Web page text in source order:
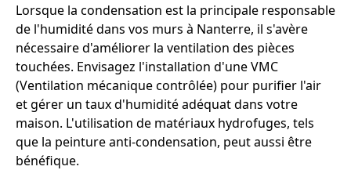
Lorsque la condensation est la principale responsable
de l'humidité dans vos murs à Nanterre, il s'avère
nécessaire d'améliorer la ventilation des pièces
touchées. Envisagez l'installation d'une VMC
(Ventilation mécanique contrôlée) pour purifier l'air
et gérer un taux d'humidité adéquat dans votre
maison. L'utilisation de matériaux hydrofuges, tels
que la peinture anti-condensation, peut aussi être
bénéfique.